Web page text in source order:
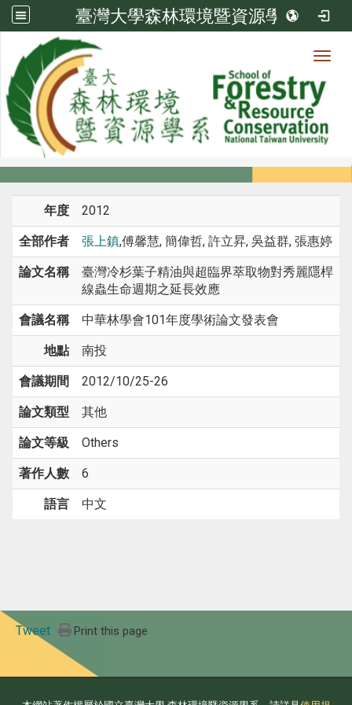
臺灣大學森林環境暨資源學系
系所成員
系所成員
年度 2012
全部作者 張上鎮,傅馨慧, 簡偉哲, 許立昇, 吳益群, 張惠婷
論文名稱
臺灣冷杉葉子精油與超臨界萃取物對秀麗隱桿
線蟲生命週期之延長效應
會議名稱 中華林學會101年度學術論文發表會
地點 南投
會議期間 2012/10/25-26
論文類型 其他
論文等級 Others
著作人數 6
語言 中文
Tweet Print this page